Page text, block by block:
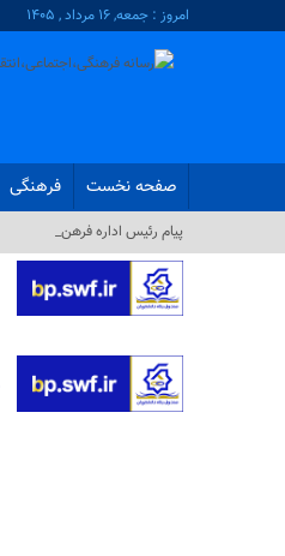
امروز : جمعه, ۱۶ مرداد , ۱۴۰۵
صفحه نخست فرهنگی
پیام رئیس اداره فرهنگ و ارشاد _